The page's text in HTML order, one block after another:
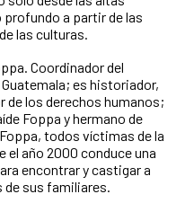
a partir de las
las culturas.
Coordinador del
es historiador,
los derechos humanos;
Foppa y hermano de
todos víctimas de la
el año 2000 conduce una
encontrar y castigar a
sus familiares.